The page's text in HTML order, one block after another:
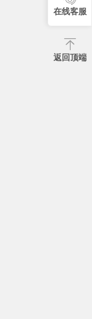
在线客服
返回顶端